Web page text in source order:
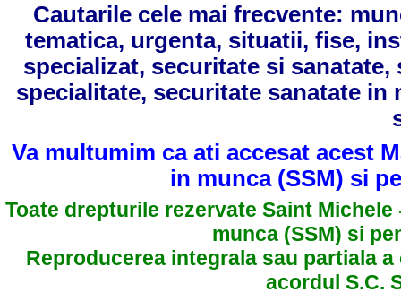
Cautarile cele mai frecvente:
tematica, urgenta, situatii, fise,
specializat, securitate si
specialitate, securitate sanatate in
Va multumim ca ati accesat acest
in munca (SSM) si
Toate drepturile rezervate Saint
munca (SSM) si
Reproducerea integrala sau partiala
acordul S.C.